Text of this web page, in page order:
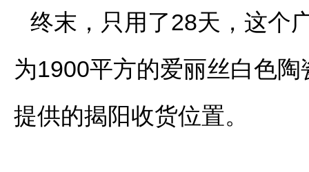
终末，只用了28天，这个
为1900平方的爱丽丝白色
提供的揭阳收货位置。